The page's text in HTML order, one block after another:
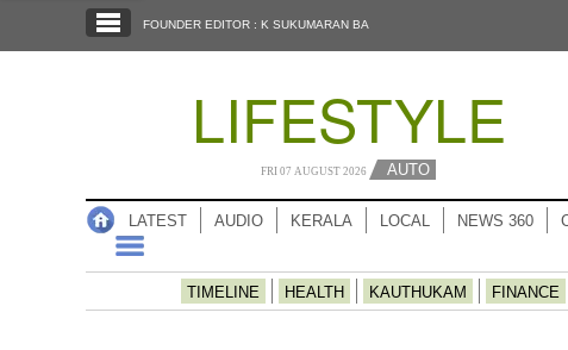
KERALA
FOUNDER EDITOR : K SUKUMARAN BA
LIFESTYLE
FRI 07 AUGUST 2026 AUTO
LATEST AUDIO KERALA LOCAL NEWS 360
TIMELINE HEALTH KAUTHUKAM FINANCE